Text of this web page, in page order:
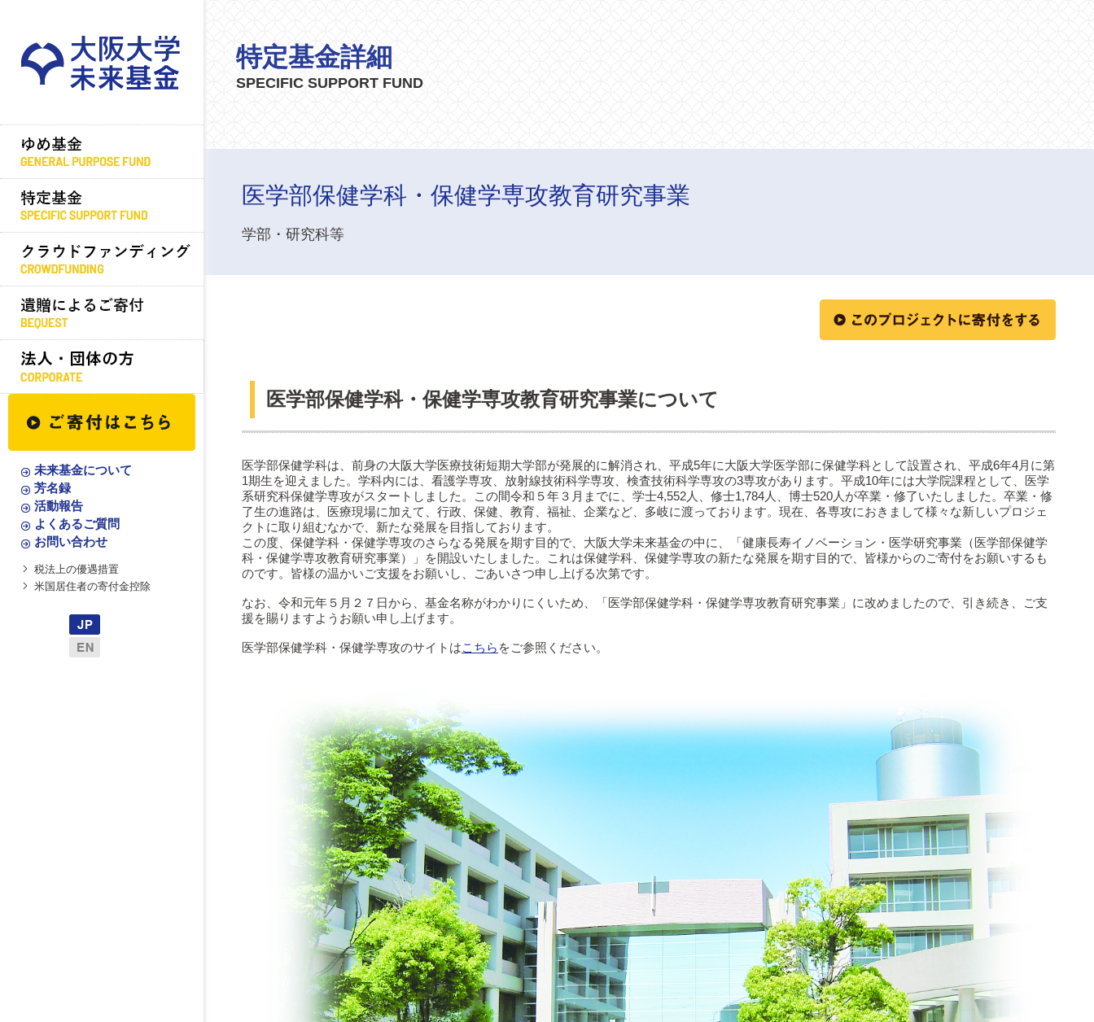
特定基金詳細
SPECIFIC SUPPORT FUND
医学部保健学科・保健学専攻教育研究事業
学部・研究科等
医学部保健学科・保健学専攻教育研究事業について
医学部保健学科は、前身の大阪大学医療技術短期大学部が発展的に解消され、平成5年に大阪大学医学部に保健学科として設置され、平成6年4月に第
1期生を迎えました。学科内には、看護学専攻、放射線技術科学専攻、検査技術科学専攻の3専攻があります。平成10年には大学院課程として、医学
系研究科保健学専攻がスタートしました。この間令和５年３月までに、学士4,552人、修士1,784人、博士520人が卒業・修了いたしました。卒業・修
了生の進路は、医療現場に加えて、行政、保健、教育、福祉、企業など、多岐に渡っております。現在、各専攻におきまして様々な新しいプロジェ
クトに取り組むなかで、新たな発展を目指しております。
この度、保健学科・保健学専攻のさらなる発展を期す目的で、大阪大学未来基金の中に、「健康長寿イノベーション・医学研究事業（医学部保健学
科・保健学専攻教育研究事業）」を開設いたしました。これは保健学科、保健学専攻の新たな発展を期す目的で、皆様からのご寄付をお願いするも
のです。皆様の温かいご支援をお願いし、ごあいさつ申し上げる次第です。
なお、令和元年５月２７日から、基金名称がわかりにくいため、「医学部保健学科・保健学専攻教育研究事業」に改めましたので、引き続き、ご支
援を賜りますようお願い申し上げます。
医学部保健学科・保健学専攻のサイトはこちら をご参照ください。
未来基金について
芳名録
活動報告
よくあるご質問
お問い合わせ
税法上の優遇措置
米国居住者の寄付金控除